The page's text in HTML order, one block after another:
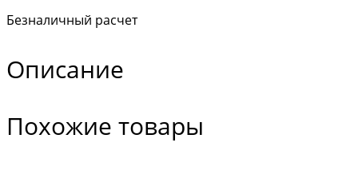
Безналичный расчет
Описание
Похожие товары